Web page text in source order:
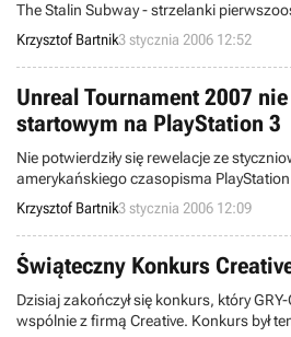
The Stalin Subway - strzelanki
w Moskwie w 1952 roku, w której to
spisek mający na celu odsunięcie od
ukazała się już w Rosji oraz
na jej premierę.
Krzysztof Bartnik3 stycznia 2006 12:52
Unreal Tournament 2007
startowym na PlayStation 3
Nie potwierdziły się rewelacje ze
amerykańskiego czasopisma
redaktorzy informowali wówczas, że
będzie tytułem startowym na konsoli
„sprostował” właśnie jeden z
Krzysztof Bartnik3 stycznia 2006 12:09
Świąteczny Konkurs
Dzisiaj zakończył się konkurs, który
wspólnie z firmą Creative. Konkurs był